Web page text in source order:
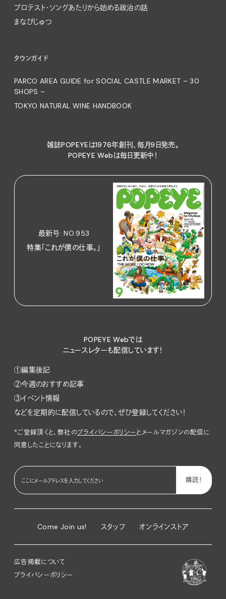
プロテスト・ソングあたりから始める政治の話
まなびじゅつ
タウンガイド
PARCO AREA GUIDE for SOCIAL CASTLE MARKET – 30
SHOPS –
TOKYO NATURAL WINE HANDBOOK
雑誌POPEYEは1976年創刊、毎月9日発売。
POPEYE Webは毎日更新中！
最新号: NO.953
特集「これが僕の仕事。」
POPEYE Webでは
ニュースレターも配信しています！
①編集後記
②今週のおすすめ記事
③イベント情報
などを定期的に配信しているので、ぜひ登録してください！
*ご登録頂くと、弊社のプライバシーポリシーとメールマガジンの配信に
同意したことになります。
Come Join us! スタッフ オンラインストア
広告掲載について
プライバシーポリシー